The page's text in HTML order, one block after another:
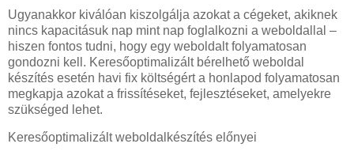
Ugyanakkor kiválóan kiszolgálja azokat a cégeket, akiknek
nincs kapacitásuk nap mint nap foglalkozni a weboldallal –
hiszen fontos tudni, hogy egy weboldalt folyamatosan
gondozni kell. Keresőoptimalizált bérelhető weboldal
készítés esetén havi fix költségért a honlapod folyamatosan
megkapja azokat a frissítéseket, fejlesztéseket, amelyekre
szükséged lehet.
Keresőoptimalizált weboldalkészítés előnyei